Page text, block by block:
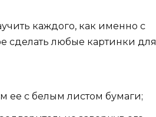
каждого, как именно с
сделать любые картинки для
ее с белым листом бумаги;